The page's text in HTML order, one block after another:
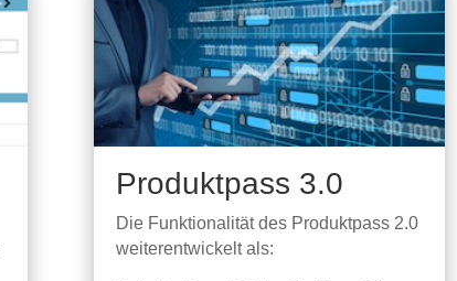
Produktpass 3.0
Die Funktionalität des Produktpass 2.0
weiterentwickelt als: